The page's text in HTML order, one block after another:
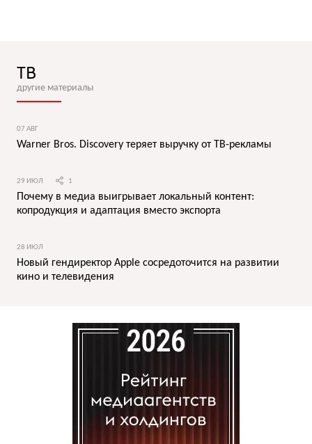
ТВ
другие материалы
07 АВГ
Warner Bros. Discovery теряет выручку от ТВ-рекламы
29 ИЮЛ 1
Почему в медиа выигрывает локальный контент:
копродукция и адаптация вместо экспорта
28 ИЮЛ
Новый гендиректор Apple сосредоточится на развитии
кино и телевидения